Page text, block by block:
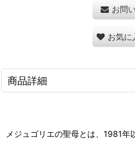
お問
お気に
商品詳細
メジュゴリエの聖母とは、1981